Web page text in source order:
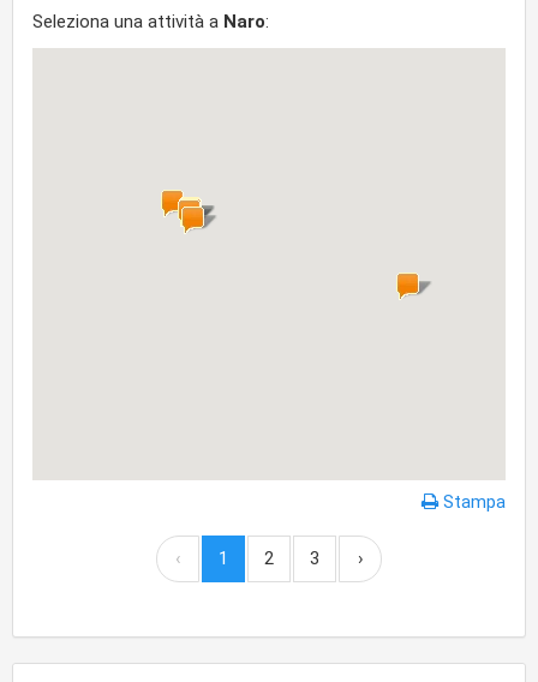
Seleziona una attività a Naro:
Stampa
‹ 1 2 3 ›